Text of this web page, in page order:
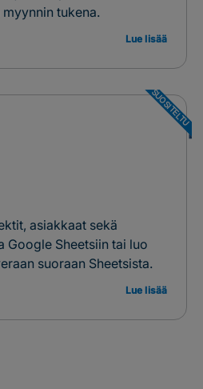
tukena.
Lue lisää
asiakkaat sekä
Google Sheetsiin tai luo
suoraan Sheetsista.
SUOSITELTU
Lue lisää